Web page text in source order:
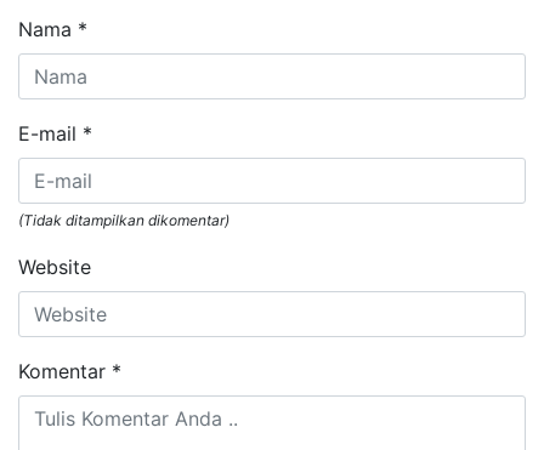
Nama *
E-mail *
(Tidak ditampilkan dikomentar)
Website
Komentar *